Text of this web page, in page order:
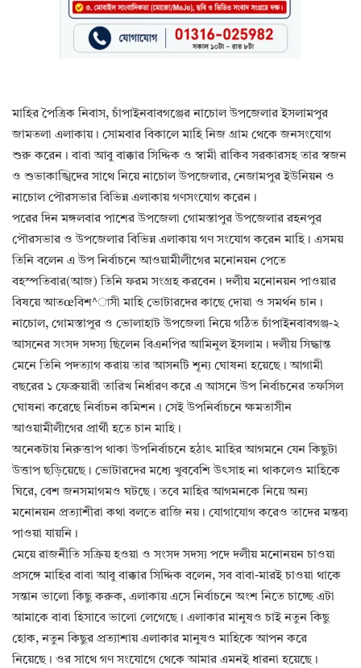
মাহির পৈত্রিক নিবাস, চাঁপাইনবাবগঞ্জের নাচোল উপজেলার ইসলামপুর
জামতলা এলাকায়। সোমবার বিকালে মাহি নিজ গ্রাম থেকে জনসংযোগ
শুরু করেন। বাবা আবু বাক্কার সিদ্দিক ও স্বামী রাকিব সরকারসহ তার স্বজন
ও শুভাকাঙ্খিদের সাথে নিয়ে নাচোল উপজেলার, নেজামপুর ইউনিয়ন ও
নাচোল পৌরসভার বিভিন্ন এলাকায় গণসংযোগ করেন।
পরের দিন মঙ্গলবার পাশের উপজেলা গোমস্তাপুর উপজেলার রহনপুর
পৌরসভার ও উপজেলার বিভিন্ন এলাকায় গণ সংযোগ করেন মাহি। এসময়
তিনি বলেন এ উপ নির্বাচনে আওয়ামীলীগের মনোনয়ন পেতে
বহস্পতিবার(আজ) তিনি ফরম সংগ্রহ করবেন। দলীয় মনোনয়ন পাওয়ার
বিষয়ে আতœবিশ^াসী মাহি ভোটারদের কাছে দোয়া ও সমর্থন চান।
নাচোল, গোমস্তাপুর ও ভোলাহাট উপজেলা নিয়ে গঠিত চাঁপাইনবাবগঞ্জ-২
আসনের সংসদ সদস্য ছিলেন বিএনপির আমিনুল ইসলাম। দলীয় সিদ্ধান্ত
মেনে তিনি পদত্যাগ করায় তার আসনটি শূন্য ঘোষনা হয়েছে। আগামী
বছরের ১ ফেব্রুয়ারী তারিখ নির্ধারণ করে এ আসনে উপ নির্বাচনের তফসিল
ঘোষনা করেছে নির্বাচন কমিশন। সেই উপনির্বাচনে ক্ষমতাসীন
আওয়ামীলীগের প্রার্থী হতে চান মাহি।
অনেকটায় নিরুত্তাপ থাকা উপনির্বাচনে হঠাৎ মাহির আগমনে যেন কিছুটা
উত্তাপ ছড়িয়েছে। ভোটারদের মধ্যে খুববেশি উৎসাহ না থাকলেও মাহিকে
ঘিরে, বেশ জনসমাগমও ঘটছে। তবে মাহির আগমনকে নিয়ে অন্য
মনোনয়ন প্রত্যাশীরা কথা বলতে রাজি নয়। যোগাযোগ করেও তাদের মন্তব্য
পাওয়া যায়নি।
মেয়ে রাজনীতি সক্রিয় হওয়া ও সংসদ সদস্য পদে দলীয় মনোনয়ন চাওয়া
প্রসঙ্গে মাহির বাবা আবু বাক্কার সিদ্দিক বলেন, সব বাবা-মারই চাওয়া থাকে
সন্তান ভালো কিছু করুক, এলাকায় এসে নির্বাচনে অংশ নিতে চাচ্ছে এটা
আমাকে বাবা হিসাবে ভালো লেগেছে। এলাকার মানুষও চাই নতুন কিছু
হোক, নতুন কিছুর প্রত্যাশায় এলাকার মানুষও মাহিকে আপন করে
নিয়েছে। ওর সাথে গণ সংযোগে থেকে আমার এমনই ধারনা হয়েছে।